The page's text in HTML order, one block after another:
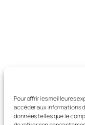
Pour offrir les meilleures
accéder aux informations
données telles que le